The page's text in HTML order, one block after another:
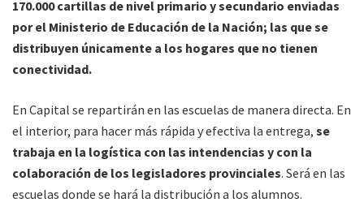
170.000 cartillas de nivel primario y secundario enviadas
por el Ministerio de Educación de la Nación; las que se
distribuyen únicamente a los hogares que no tienen
conectividad.
En Capital se repartirán en las escuelas de manera directa. En
el interior, para hacer más rápida y efectiva la entrega, se
trabaja en la logística con las intendencias y con la
colaboración de los legisladores provinciales. Será en las
escuelas donde se hará la distribución a los alumnos.